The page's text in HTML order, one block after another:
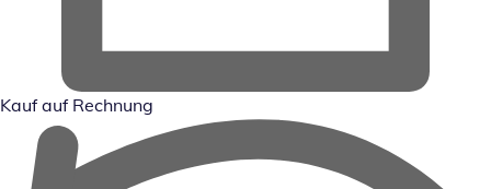
Kauf auf Rechnung